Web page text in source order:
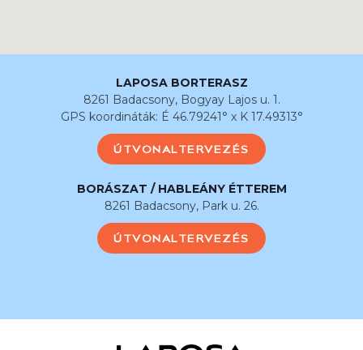
LAPOSA BORTERASZ
8261 Badacsony, Bogyay Lajos u. 1.
GPS koordináták: É 46.79241° x K 17.49313°
ÚTVONALTERVEZÉS
BORÁSZAT / HABLEÁNY ÉTTEREM
8261 Badacsony, Park u. 26.
ÚTVONALTERVEZÉS